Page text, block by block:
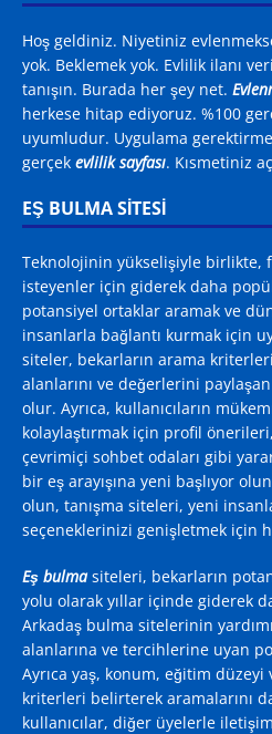
Hoş geldiniz. Niyetiniz
yok. Beklemek yok. Evlilik ilanı
tanışın. Burada her şey net.
herkese hitap ediyoruz. %100
uyumludur. Uygulama
gerçek evlilik sayfası. Kısmetiniz
EŞ BULMA SITESI
Teknolojinin yükselişiyle birlikte,
isteyenler için giderek daha
potansiyel ortaklar aramak ve
insanlarla bağlantı kurmak için
siteler, bekarların arama
alanlarını ve değerlerini
olur. Ayrıca, kullanıcıların
kolaylaştırmak için profil
çevrimiçi sohbet odaları gibi
bir eş arayışına yeni başlıyor
olun, tanışma siteleri, yeni
seçeneklerinizi genişletmek için
Eş bulmasiteleri, bekarların
yolu olarak yıllar içinde giderek
Arkadaş bulma sitelerinin
alanlarına ve tercihlerine uyan
Ayrıca yaş, konum, eğitim düzeyi
kriterleri belirterek aramalarını
kullanıcılar, diğer üyelerle